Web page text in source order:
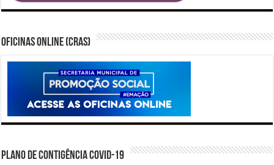
Oficinas Online (CRAS)
PLANO DE CONTIGÊNCIA COVID-19